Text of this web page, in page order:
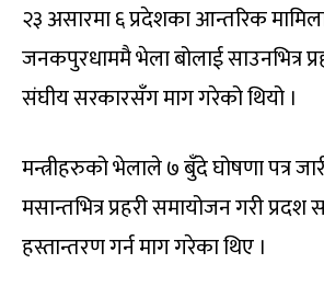
२३ असारमा ६ प्रदेशका आन्तरिक
जनकपुरधाममै भेला बोलाई साउनभित्र
संघीय सरकारसँग माग गरेको थियो ।
मन्त्रीहरुको भेलाले ७ बुँदे घोषणा पत्र
मसान्तभित्र प्रहरी समायोजन गरी प्रदश
हस्तान्तरण गर्न माग गरेका थिए ।